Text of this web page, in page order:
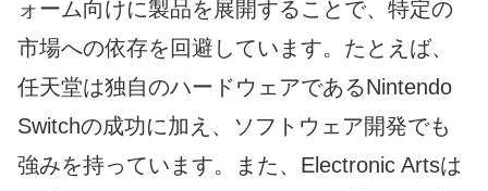
ォーム向けに製品を展開することで、特定の
市場への依存を回避しています。たとえば、
任天堂は独自のハードウェアであるNintendo
Switchの成功に加え、ソフトウェア開発でも
強みを持っています。また、Electronic Artsは